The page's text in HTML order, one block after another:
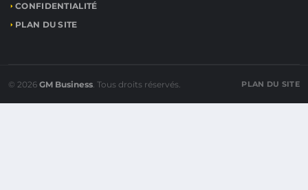
CONFIDENTIALITÉ
PLAN DU SITE
© 2026 GM Business. Tous droits réservés. PLAN DU SITE